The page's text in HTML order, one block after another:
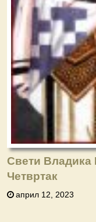
Свети Владика
Четвртак
април 12, 2023